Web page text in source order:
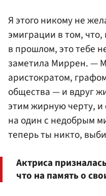
Я этого никому не
эмиграции в том,
в прошлом, это тебе
заметила Миррен. —
аристократом,
общества — и вдруг
этим жирную черту, и
на один с недобрым
теперь ты никто,
Актриса
что на память о